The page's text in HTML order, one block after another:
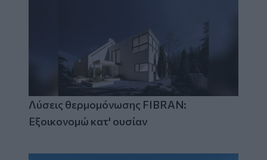
Λύσεις θερμομόνωσης FIBRAN:
Εξοικονομώ κατ' ουσίαν